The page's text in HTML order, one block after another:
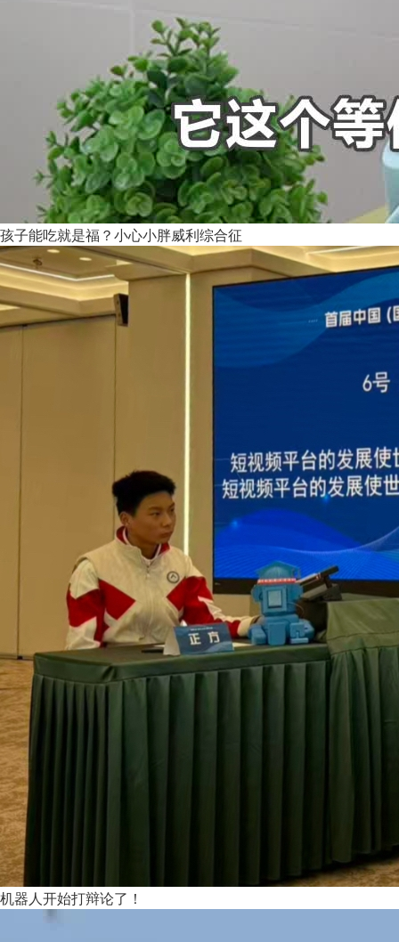
孩子能吃就是福？小心小胖威利综合征
机器人开始打辩论了！